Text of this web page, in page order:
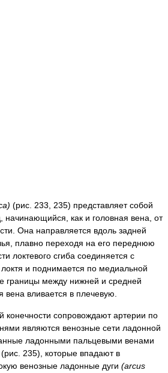
(рис. 233, 235) представляет собой
начинающийся, как и головная вена, от
Она направляется вдоль задней
плавно переходя на его переднюю
локтевого сгиба соединяется с
и поднимается по медиальной
границы между нижней и средней
вена вливается в плечевую.
конечности сопровождают артерии по
являются венозные сети ладонной
ладонными пальцевыми венами
(рис. 235), которые впадают в
венозные ладонные дуги (arcus